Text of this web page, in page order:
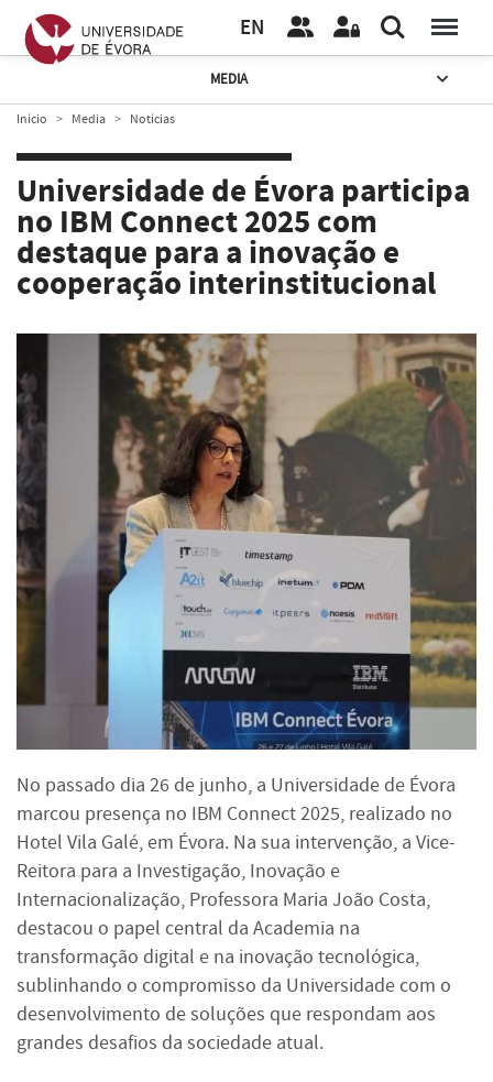
EN
MEDIA
Início Media Notícias
Universidade de Évora participa
no IBM Connect 2025 com
destaque para a inovação e
cooperação interinstitucional
No passado dia 26 de junho, a Universidade de Évora
marcou presença no IBM Connect 2025, realizado no
Hotel Vila Galé, em Évora. Na sua intervenção, a Vice-
Reitora para a Investigação, Inovação e
Internacionalização, Professora Maria João Costa,
destacou o papel central da Academia na
transformação digital e na inovação tecnológica,
sublinhando o compromisso da Universidade com o
desenvolvimento de soluções que respondam aos
grandes desafios da sociedade atual.